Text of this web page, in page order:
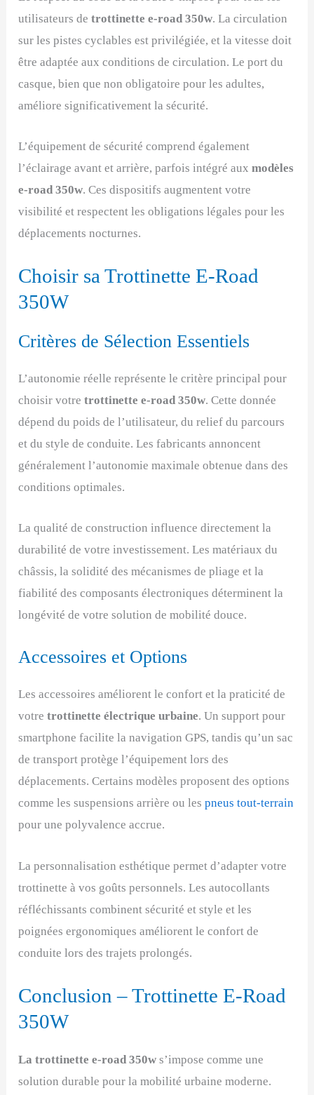
utilisateurs detrottinette e-road 350w. La circulation
sur les pistes cyclables est privilégiée, et la vitesse doit
être adaptée aux conditions de circulation. Le port du
casque, bien que non obligatoire pour les adultes,
améliore significativement la sécurité.
L’équipement de sécurité comprend également
l’éclairage avant et arrière, parfois intégré auxmodèles
e-road 350w. Ces dispositifs augmentent votre
visibilité et respectent les obligations légales pour les
déplacements nocturnes.
Choisir sa Trottinette E-Road
350W
Critères de Sélection Essentiels
L’autonomie réelle représente le critère principal pour
choisir votretrottinette e-road 350w. Cette donnée
dépend du poids de l’utilisateur, du relief du parcours
et du style de conduite. Les fabricants annoncent
généralement l’autonomie maximale obtenue dans des
conditions optimales.
La qualité de construction influence directement la
durabilité de votre investissement. Les matériaux du
châssis, la solidité des mécanismes de pliage et la
fiabilité des composants électroniques déterminent la
longévité de votre solution de mobilité douce.
Accessoires et Options
Les accessoires améliorent le confort et la praticité de
votretrottinette électrique urbaine. Un support pour
smartphone facilite la navigation GPS, tandis qu’un sac
de transport protège l’équipement lors des
déplacements. Certains modèles proposent des options
comme les suspensions arrière ou lespneus tout-terrain
pour une polyvalence accrue.
La personnalisation esthétique permet d’adapter votre
trottinette à vos goûts personnels. Les autocollants
réfléchissants combinent sécurité et style et les
poignées ergonomiques améliorent le confort de
conduite lors des trajets prolongés.
Conclusion – Trottinette E-Road
350W
La trottinette e-road 350w s’impose comme une
solution durable pour la mobilité urbaine moderne.